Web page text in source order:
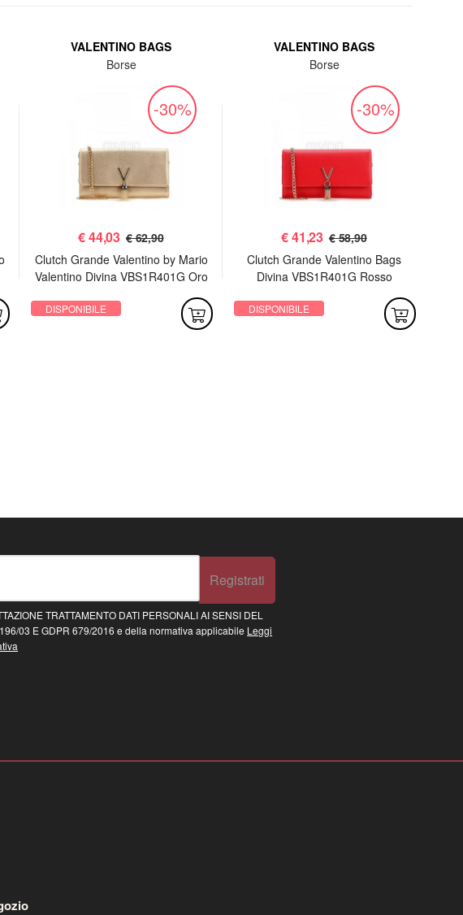
VALENTINO BAGS
Borse
-30%
€44,03 € 62,90
Clutch Grande Valentino by Mario
Valentino Divina VBS1R401G Oro
DISPONIBILE
VALENTINO BAGS
Borse
-30%
€41,23 € 58,90
Clutch Grande Valentino Bags
Divina VBS1R401G Rosso
DISPONIBILE
Registrati
TRATTAMENTO DATI PERSONALI AI SENSI DEL
03 E GDPR 679/2016 e della normativa applicabile Leggi